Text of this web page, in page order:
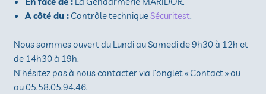
A côté du :Contrôle techniqueSécuritest.
Nous sommes ouvert du Lundi au Samedi de 9h30 à 12h et
de 14h30 à 19h.
N’hésitez pas à nous contacter via l’onglet « Contact » ou
au 05.58.05.94.46.